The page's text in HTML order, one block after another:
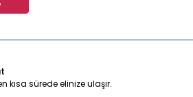
kısa sürede elinize ulaşır.